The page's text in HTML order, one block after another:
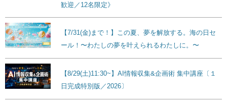
歓迎／12名限定》
【7/31(金)まで！】この夏、夢を解放する。海の日セ
ール！〜わたしの夢を叶えられるわたしに。〜
【8/29(土)11:30~】AI情報収集&企画術 集中講座〔１
日完成特別版／2026〕